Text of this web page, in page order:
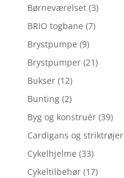
Børneværelset (3)
BRIO togbane (7)
Brystpumpe (9)
Brystpumper (21)
Bukser (12)
Bunting (2)
Byg og konstruér (39)
Cardigans og striktrøjer
Cykelhjelme (33)
Cykeltilbehør (17)